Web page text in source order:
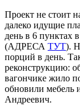
Проект не стоит
далеко идущие
день в 6 пунктах
(АДРЕСА ТУТ).
порций в день.
реконструкцию:
вагончике жило
обновили мебель
Андреевич.